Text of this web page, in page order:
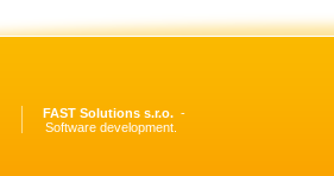
FAST Solutions s.r.o.
Software development.